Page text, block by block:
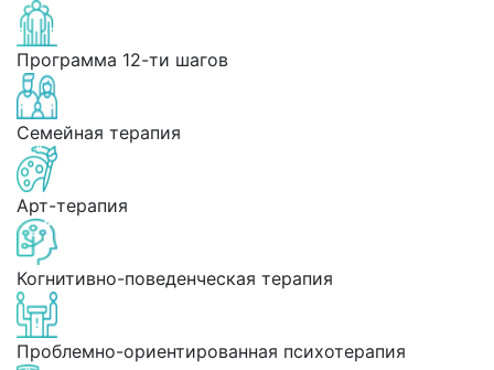
Программа 12-ти шагов
Семейная терапия
Арт-терапия
Когнитивно-поведенческая терапия
Проблемно-ориентированная психотерапия